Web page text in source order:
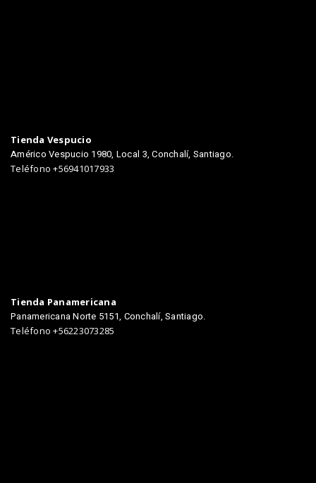
Tienda Vespucio
Américo Vespucio 1980, Local 3, Conchalí, Santiago.
Teléfono +56941017933
Tienda Panamericana
Panamericana Norte 5151, Conchalí, Santiago.
Teléfono +56223073285